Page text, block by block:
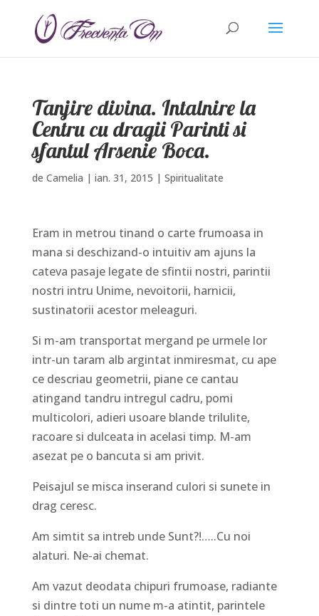
Tanjire divina. Intalnire la
Centru cu dragii Parinti si
sfantul Arsenie Boca.
de Camelia | ian. 31, 2015 | Spiritualitate
Eram in metrou tinand o carte frumoasa in
mana si deschizand-o intuitiv am ajuns la
cateva pasaje legate de sfintii nostri, parintii
nostri intru Unime, nevoitorii, harnicii,
sustinatorii acestor meleaguri.
Si m-am transportat mergand pe urmele lor
intr-un taram alb argintat inmiresmat, cu ape
ce descriau geometrii, piane ce cantau
atingand tandru intregul cadru, pomi
multicolori, adieri usoare blande trilulite,
racoare si dulceata in acelasi timp. M-am
asezat pe o bancuta si am privit.
Peisajul se misca inserand culori si sunete in
drag ceresc.
Am simtit sa intreb unde Sunt?!…..Cu noi
alaturi. Ne-ai chemat.
Am vazut deodata chipuri frumoase, radiante
si dintre toti un nume m-a atintit, parintele